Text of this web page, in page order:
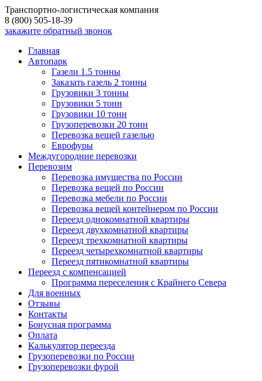
Транспортно-логистическая компания
8 (800) 505-18-39
закажите обратный звонок
Главная
Автопарк
Газели 1.5 тонны
Заказать газель 2 тонны
Грузовики 3 тонны
Грузовики 5 тонн
Грузовики 10 тонн
Грузоперевозки 20 тонн
Перевозка вещей газелью
Еврофуры
Междугородние перевозки
Перевозим
Перевозка имущества по России
Перевозка вещей по России
Перевозка мебели по России
Перевозка вещей контейнером по России
Переезд однокомнатной квартиры
Переезд двухкомнатной квартиры
Переезд трехкомнатной квартиры
Переезд четырехкомнатной квартиры
Переезд пятикомнатной квартиры
Переезд с компенсацией
Программа переселения с Крайнего Севера
Для военных
Отзывы
Контакты
Бонусная программа
Оплата
Калькулятор переезда
Грузоперевозки по России
Грузоперевозки фурой